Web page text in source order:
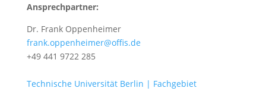
Ansprechpartner:
Dr. Frank Oppenheimer
frank.oppenheimer@offis.de
+49 441 9722 285
Technische Universität Berlin | Fachgebiet